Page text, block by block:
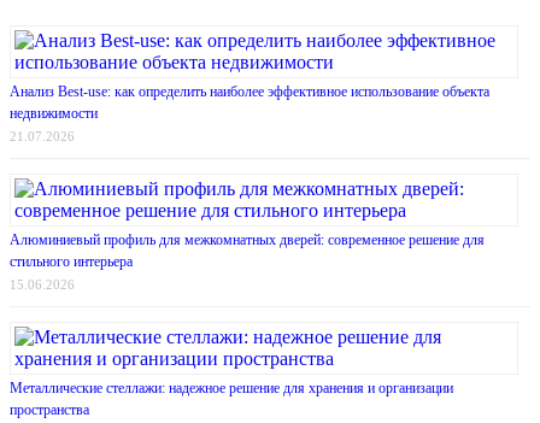
Анализ Best-use: как определить наиболее эффективное использование объекта
недвижимости
21.07.2026
Алюминиевый профиль для межкомнатных дверей: современное решение для
стильного интерьера
15.06.2026
Металлические стеллажи: надежное решение для хранения и организации
пространства